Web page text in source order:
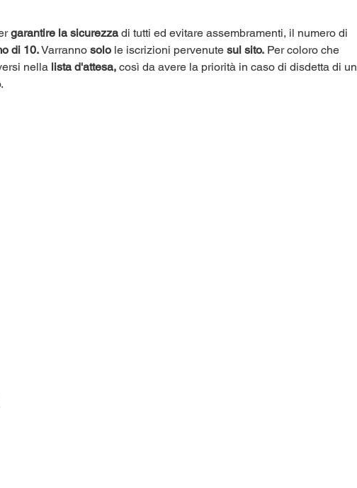
garantire la sicurezza di tutti ed evitare assembramenti, il numero di
di 10. Varranno solo le iscrizioni pervenute sul sito. Per coloro che
nella lista d'attesa, così da avere la priorità in caso di disdetta di un